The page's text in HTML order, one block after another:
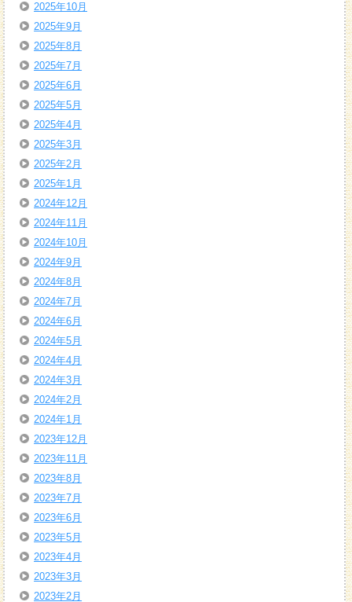
2025年10月
2025年9月
2025年8月
2025年7月
2025年6月
2025年5月
2025年4月
2025年3月
2025年2月
2025年1月
2024年12月
2024年11月
2024年10月
2024年9月
2024年8月
2024年7月
2024年6月
2024年5月
2024年4月
2024年3月
2024年2月
2024年1月
2023年12月
2023年11月
2023年8月
2023年7月
2023年6月
2023年5月
2023年4月
2023年3月
2023年2月